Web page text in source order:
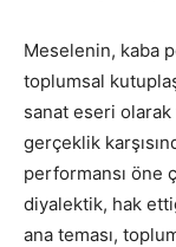
Meselenin, kaba
toplumsal
sanat eseri
gerçeklik
performansı öne
diyalektik, hak
ana teması,